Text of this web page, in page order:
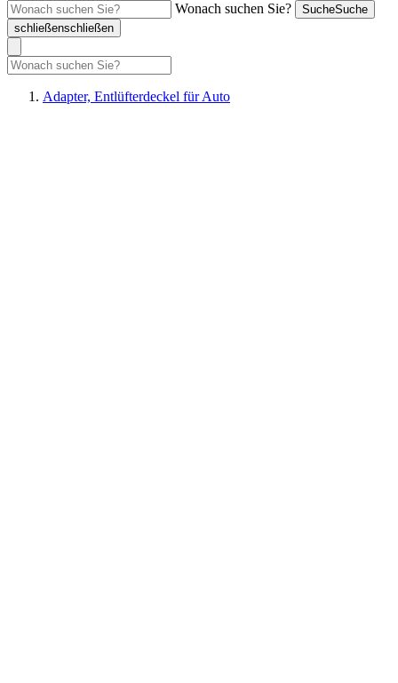
Wonach suchen Sie?
SucheSuche
schließenschließen
Adapter, Entlüfterdeckel für Auto